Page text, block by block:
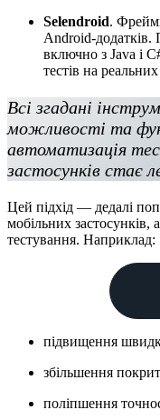
Selendroid.
Android-додатків.
включно з Java і
тестів на
Всі згадані
можливості та
автоматизація
застосунків
Цей підхід — дедалі
мобільних застосунків,
тестування. Наприклад:
підвищення
збільшення
поліпшення